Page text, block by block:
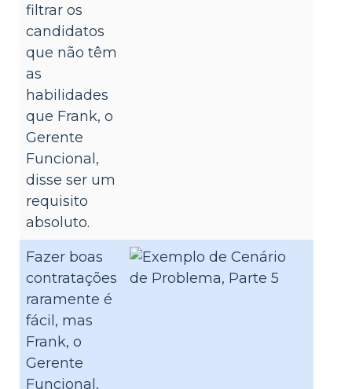
filtrar os
candidatos
que não têm
as
habilidades
que Frank, o
Gerente
Funcional,
disse ser um
requisito
absoluto.
Fazer boas
contratações
raramente é
fácil, mas
Frank, o
Gerente
Funcional,